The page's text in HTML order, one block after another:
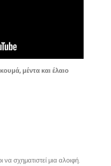
μέντα και έλαιο
να σχηματιστεί μια αλοιφή.